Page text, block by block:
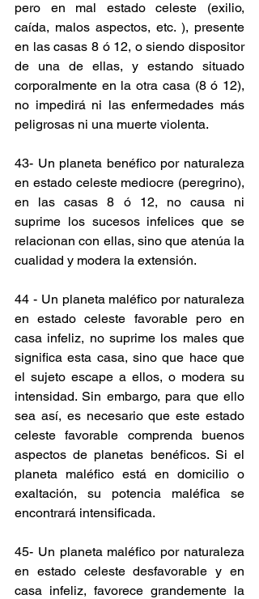
pero en mal estado celeste (exilio,
caída, malos aspectos, etc. ), presente
en las casas 8 ó 12, o siendo dispositor
de una de ellas, y estando situado
corporalmente en la otra casa (8 ó 12),
no impedirá ni las enfermedades más
peligrosas ni una muerte violenta.
43- Un planeta benéfico por naturaleza
en estado celeste mediocre (peregrino),
en las casas 8 ó 12, no causa ni
suprime los sucesos infelices que se
relacionan con ellas, sino que atenúa la
cualidad y modera la extensión.
44 - Un planeta maléfico por naturaleza
en estado celeste favorable pero en
casa infeliz, no suprime los males que
significa esta casa, sino que hace que
el sujeto escape a ellos, o modera su
intensidad. Sin embargo, para que ello
sea así, es necesario que este estado
celeste favorable comprenda buenos
aspectos de planetas benéficos. Si el
planeta maléfico está en domicilio o
exaltación, su potencia maléfica se
encontrará intensificada.
45- Un planeta maléfico por naturaleza
en estado celeste desfavorable y en
casa infeliz, favorece grandemente la